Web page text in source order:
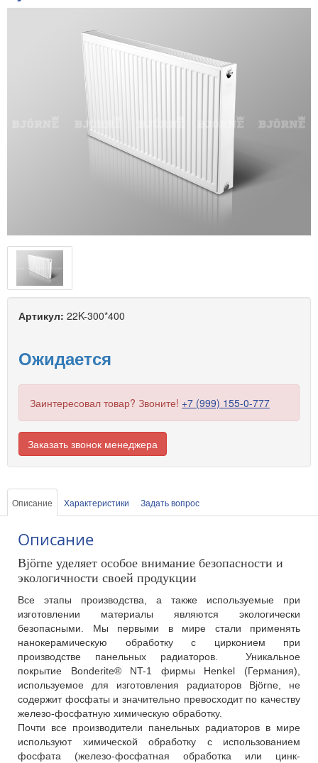
Артикул: 22K-300*400
Ожидается
Заинтересовал товар? Звоните! +7 (999) 155-0-777
Заказать звонок менеджера
Описание Характеристики Задать вопрос
Описание
Björne уделяет особое внимание безопасности и
экологичности своей продукции
Все этапы производства, а также используемые при
изготовлении материалы являются экологически
безопасными. Мы первыми в мире стали применять
нанокерамическую обработку с цирконием при
производстве панельных радиаторов. Уникальное
покрытие Bonderite® NT-1 фирмы Henkel (Германия),
используемое для изготовления радиаторов Björne, не
содержит фосфаты и значительно превосходит по качеству
железо-фосфатную химическую обработку.
Почти все производители панельных радиаторов в мире
используют химической обработку с использованием
фосфата (железо-фосфатная обработка или цинк-